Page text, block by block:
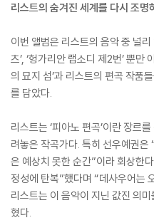
리스트의 숨겨진 세계를 다시 조명
이번 앨범은 리스트의 음악 중 널리
츠’, ‘헝가리안 랩소디 제2번’ 뿐만
의 묘지 섬’과 리스트의 편곡 작품
를 담았다.
리스트는 ‘피아노 편곡’이란 장르
려놓은 작곡가다. 특히 선우예권은
은 예상치 못한 순간”이라 회상한
정성에 탄복”했다며 “데사우어는
리스트는 이 음악이 지닌 값진 의
혔다.